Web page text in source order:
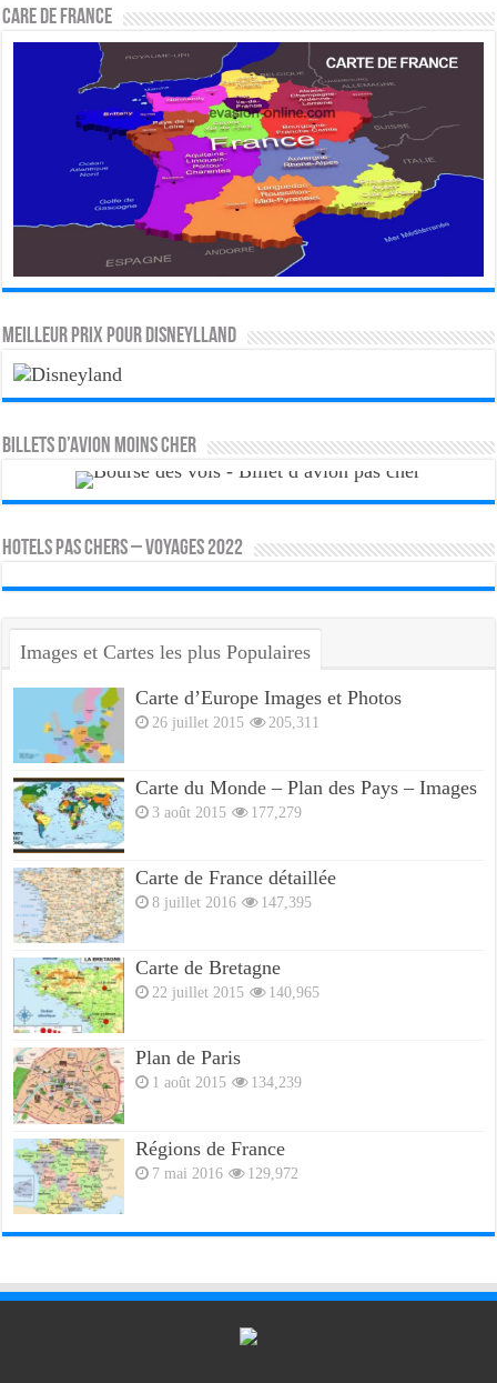
CARE DE FRANCE
MEILLEUR PRIX POUR DISNEYLLAND
Billets d’avion moins cher
HOTELS PAS CHERS – VOYAGES 2022
Images et Cartes les plus Populaires
Carte d’Europe Images et Photos
26 juillet 2015 205,311
Carte du Monde – Plan des Pays – Images
3 août 2015 177,279
Carte de France détaillée
8 juillet 2016 147,395
Carte de Bretagne
22 juillet 2015 140,965
Plan de Paris
1 août 2015 134,239
Régions de France
7 mai 2016 129,972